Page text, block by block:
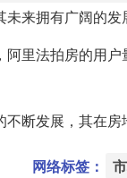
来拥有广阔的发
里法拍房的用
断发展，其在房
网络标签：